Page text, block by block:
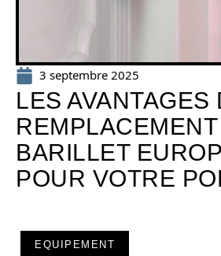
3 septembre 2025
LES AVANTAGES
BARILLET
POUR VOTRE
EQUIPEMENT